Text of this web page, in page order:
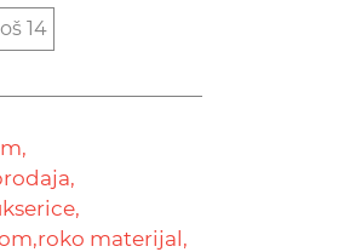
14
roko materijal,